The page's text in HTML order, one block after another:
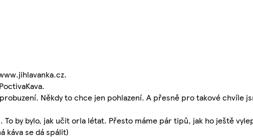
Někdy to chce jen pohlazení. A přesně pro takové chvíle
To by bylo, jak učit orla létat. Přesto máme pár tipů, jak ho ještě
káva se dá spálit)